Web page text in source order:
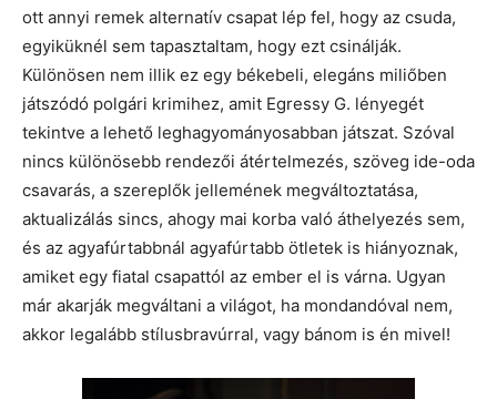
ott annyi remek alternatív csapat lép fel, hogy az csuda,
egyiküknél sem tapasztaltam, hogy ezt csinálják.
Különösen nem illik ez egy békebeli, elegáns miliőben
játszódó polgári krimihez, amit Egressy G. lényegét
tekintve a lehető leghagyományosabban játszat. Szóval
nincs különösebb rendezői átértelmezés, szöveg ide-oda
csavarás, a szereplők jellemének megváltoztatása,
aktualizálás sincs, ahogy mai korba való áthelyezés sem,
és az agyafúrtabbnál agyafúrtabb ötletek is hiányoznak,
amiket egy fiatal csapattól az ember el is várna. Ugyan
már akarják megváltani a világot, ha mondandóval nem,
akkor legalább stílusbravúrral, vagy bánom is én mivel!